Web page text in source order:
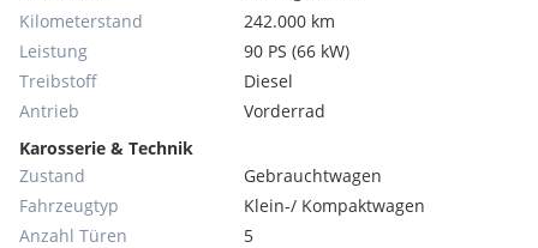
Kilometerstand
242.000 km
Leistung
90 PS (66 kW)
Treibstoff
Diesel
Antrieb
Vorderrad
Karosserie & Technik
Zustand
Gebrauchtwagen
Fahrzeugtyp
Klein-/ Kompaktwagen
Anzahl Türen
5